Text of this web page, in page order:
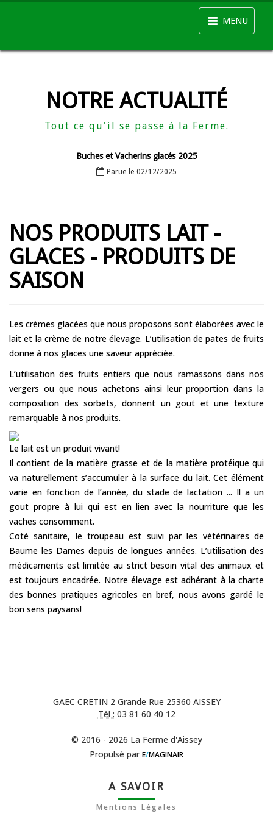
MENU
NOTRE ACTUALITÉ
Tout ce qu'il se passe à la Ferme.
Buches et Vacherins glacés 2025
Parue le 02/12/2025
NOS PRODUITS LAIT -
GLACES - PRODUITS DE
SAISON
Les crèmes glacées que nous proposons sont élaborées avec le
lait et la crème de notre élevage. L’utilisation de pates de fruits
donne à nos glaces une saveur appréciée.
L’utilisation des fruits entiers que nous ramassons dans nos
vergers ou que nous achetons ainsi leur proportion dans la
composition des sorbets, donnent un gout et une texture
remarquable à nos produits.
Le lait est un produit vivant!
Il contient de la matière grasse et de la matière protéique qui
va naturellement s’accumuler à la surface du lait. Cet élément
varie en fonction de l’année, du stade de lactation ... Il a un
gout propre à lui qui est en lien avec la nourriture que les
vaches consomment.
Coté sanitaire, le troupeau est suivi par les vétérinaires de
Baume les Dames depuis de longues années. L’utilisation des
médicaments est limitée au strict besoin vital des animaux et
est toujours encadrée. Notre élevage est adhérant à la charte
des bonnes pratiques agricoles en bref, nous avons gardé le
bon sens paysans!
GAEC CRETIN 2 Grande Rue 25360 AISSEY
Tél : 03 81 60 40 12
© 2016 - 2026 La Ferme d'Aissey
Propulsé parE/MAGINAIR
A SAVOIR
Mentions Légales